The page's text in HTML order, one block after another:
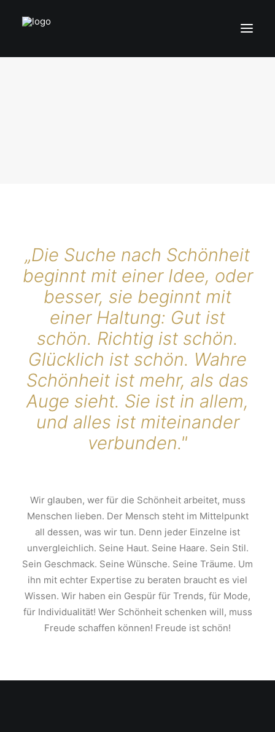
„Die Suche nach Schönheit
beginnt mit einer Idee, oder
besser, sie beginnt mit
einer Haltung: Gut ist
schön. Richtig ist schön.
Glücklich ist schön. Wahre
Schönheit ist mehr, als das
Auge sieht. Sie ist in allem,
und alles ist miteinander
verbunden."
Wir glauben, wer für die Schönheit arbeitet, muss
Menschen lieben. Der Mensch steht im Mittelpunkt
all dessen, was wir tun. Denn jeder Einzelne ist
unvergleichlich. Seine Haut. Seine Haare. Sein Stil.
Sein Geschmack. Seine Wünsche. Seine Träume. Um
ihn mit echter Expertise zu beraten braucht es viel
Wissen. Wir haben ein Gespür für Trends, für Mode,
für Individualität! Wer Schönheit schenken will, muss
Freude schaffen können! Freude ist schön!